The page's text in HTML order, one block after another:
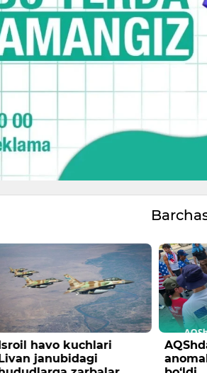
havo kuchlari
janubidagi